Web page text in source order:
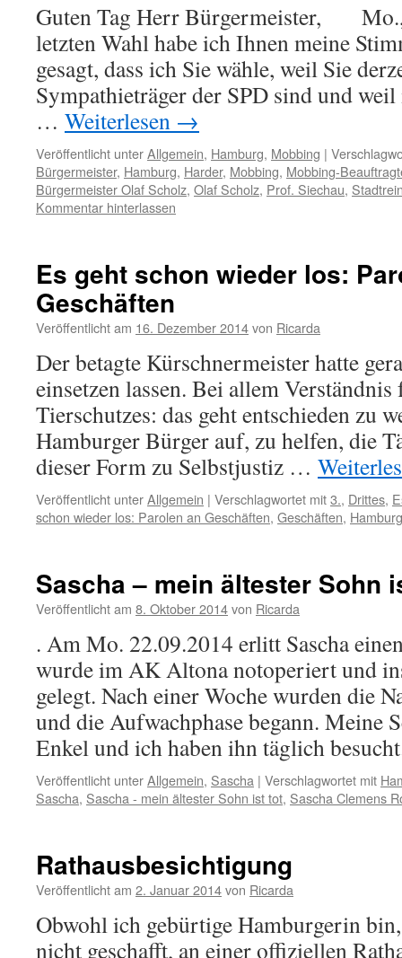
Guten Tag Herr Bürgermeister, Mo.,
letzten Wahl habe ich Ihnen meine
gesagt, dass ich Sie wähle, weil Sie
Sympathieträger der SPD sind und
… Weiterlesen →
Veröffentlicht unterAllgemein, Hamburg, Mobbing |
Bürgermeister, Hamburg, Harder, Mobbing, Mobbing-
Bürgermeister Olaf Scholz, Olaf Scholz, Prof. Siechau,
Kommentar hinterlassen
Es geht schon wieder los:
Geschäften
Veröffentlicht am 16. Dezember 2014von Ricarda
Der betagte Kürschnermeister hatte
einsetzen lassen. Bei allem
Tierschutzes: das geht entschieden zu
Hamburger Bürger auf, zu helfen, die
dieser Form zu Selbstjustiz …
Veröffentlicht unterAllgemein | Verschlagwortet mit3., Drittes,
schon wieder los: Parolen an Geschäften, Geschäften, Hamburg
Sascha – mein ältester Sohn
Veröffentlicht am 8. Oktober 2014von Ricarda
. Am Mo. 22.09.2014 erlitt Sascha
wurde im AK Altona notoperiert und
gelegt. Nach einer Woche wurden die
und die Aufwachphase begann. Meine
Enkel und ich haben ihn täglich
Veröffentlicht unterAllgemein, Sascha | Verschlagwortet mit
Sascha, Sascha - mein ältester Sohn ist tot, Sascha Clemens
Rathausbesichtigung
Veröffentlicht am 2. Januar 2014von Ricarda
Obwohl ich gebürtige Hamburgerin
nicht geschafft, an einer offiziellen